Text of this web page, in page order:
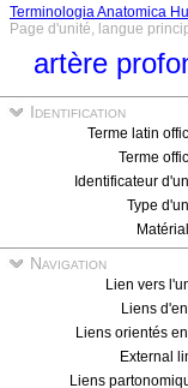
Terminologia Anatomica
Page d'unité, langue
artère
Identification
Terme latin
Terme
Identificateur
Type
Navigation
Lien vers
Liens
Liens orientés
External
Liens